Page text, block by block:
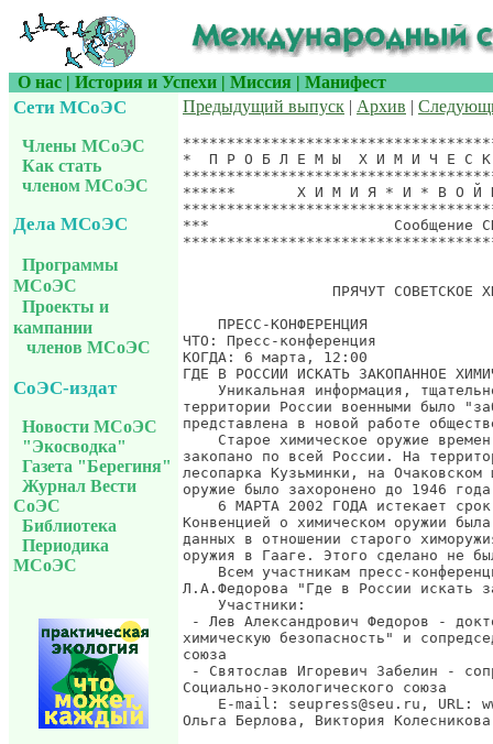
О нас | История и Успехи | Миссия | Манифест
Сети МСоЭС
Члены МСоЭС
Как стать
членом МСоЭС
Дела МСоЭС
Программы
МСоЭС
Проекты и
кампании
членов МСоЭС
СоЭС-издат
Новости МСоЭС
"Экосводка"
Газета "Берегиня"
Журнал Вести
СоЭС
Библиотека
Периодика
МСоЭС
Предыдущий выпуск | Архив |
*  П Р О Б Л Е М Ы  Х И М И Ч Е С
******       Х И М И Я * И * В О
***                     Сообщение
ПРЯЧУТ СОВЕТСКОЕ
    ПРЕСС-КОНФЕРЕНЦИЯ
ЧТО: Пресс-конференция
КОГДА: 6 марта, 12:00
ГДЕ В РОССИИ ИСКАТЬ ЗАКОПАННОЕ
Уникальная информация,
территории России военными было
представлена в новой работе
Старое химическое оружие
закопано по всей России. На
лесопарка Кузьминки, на
оружие было захоронено до 1946
6 МАРТА 2002 ГОДА истекает
Конвенцией о химическом оружии
данных в отношении старого
оружия в Гааге. Этого сделано не
Всем участникам пресс-
Л.А.Федорова "Где в России искать
    Участники:
- Лев Александрович Федоров -
химическую безопасность" и
союза
- Святослав Игоревич Забелин -
Социально-экологического союза
E-mail: seupress@seu.ru, URL:
Ольга Берлова, Виктория